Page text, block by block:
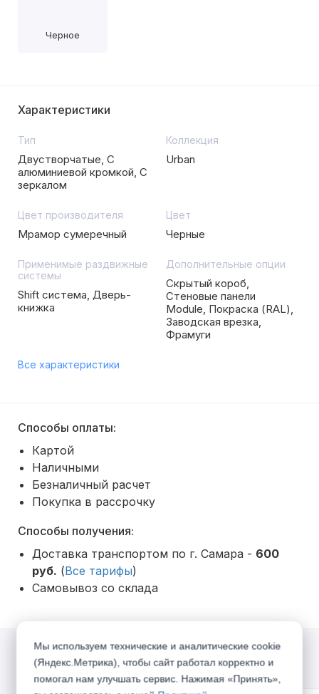
Черное
Характеристики
Тип
Двустворчатые, С
алюминиевой кромкой, С
зеркалом
Коллекция
Urban
Цвет производителя
Мрамор сумеречный
Цвет
Черные
Применимые раздвижные
системы
Shift система, Дверь-
книжка
Дополнительные опции
Скрытый короб,
Стеновые панели
Module, Покраска (RAL),
Заводская врезка,
Фрамуги
Все характеристики
Способы оплаты:
Картой
Наличными
Безналичный расчет
Покупка в рассрочку
Способы получения:
Доставка транспортом по г. Самара - 600
руб. (Все тарифы)
Самовывоз со склада
Акции
Мы используем технические и аналитические cookie
(Яндекс.Метрика), чтобы сайт работал корректно и
помогал нам улучшать сервис. Нажимая «Принять»,